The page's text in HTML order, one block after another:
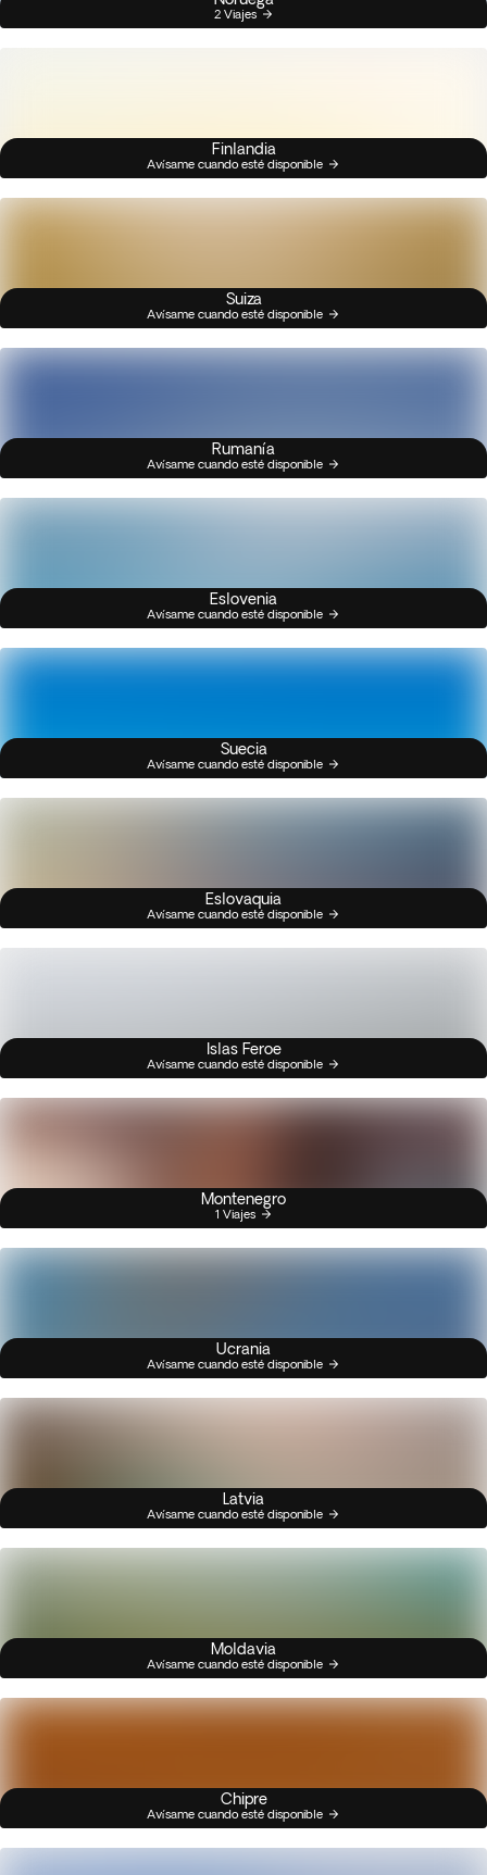
2 Viajes
Finlandia
Avísame cuando esté disponible
Suiza
Avísame cuando esté disponible
Rumanía
Avísame cuando esté disponible
Eslovenia
Avísame cuando esté disponible
Suecia
Avísame cuando esté disponible
Eslovaquia
Avísame cuando esté disponible
Islas Feroe
Avísame cuando esté disponible
Montenegro
1 Viajes
Ucrania
Avísame cuando esté disponible
Latvia
Avísame cuando esté disponible
Moldavia
Avísame cuando esté disponible
Chipre
Avísame cuando esté disponible